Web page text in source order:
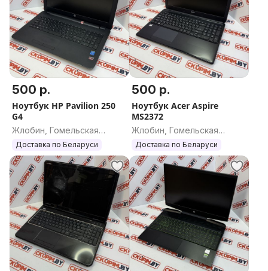
500 р.
Ноутбук HP Pavilion 250
G4
Жлобин, Гомельская
область
Доставка по Беларуси
500 р.
Ноутбук Acer Aspire
MS2372
Жлобин, Гомельская
область
Доставка по Беларуси